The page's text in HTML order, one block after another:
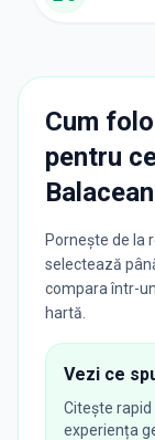
Cum
pentru
Pornește de la
selectează
compara într-
hartă.
Vezi ce
Citește
experiența